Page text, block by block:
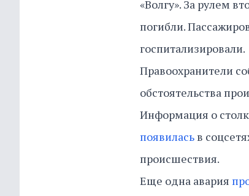
«Волгу». За рулем
погибли.
госпитализировали.
Правоохранители
обстоятельства
Информация о
появилась в
происшествия.
Еще одна авария